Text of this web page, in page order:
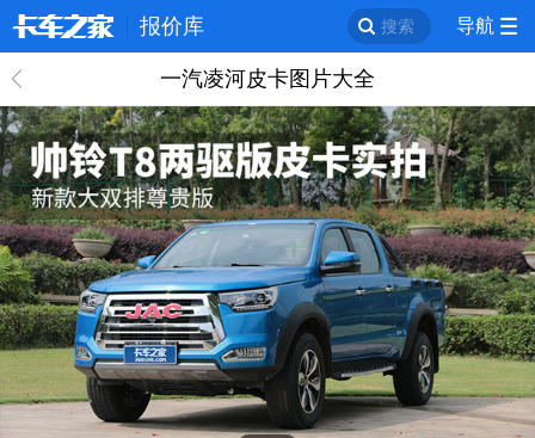
报价库 搜索 导航
回 一汽凌河皮卡图片大全